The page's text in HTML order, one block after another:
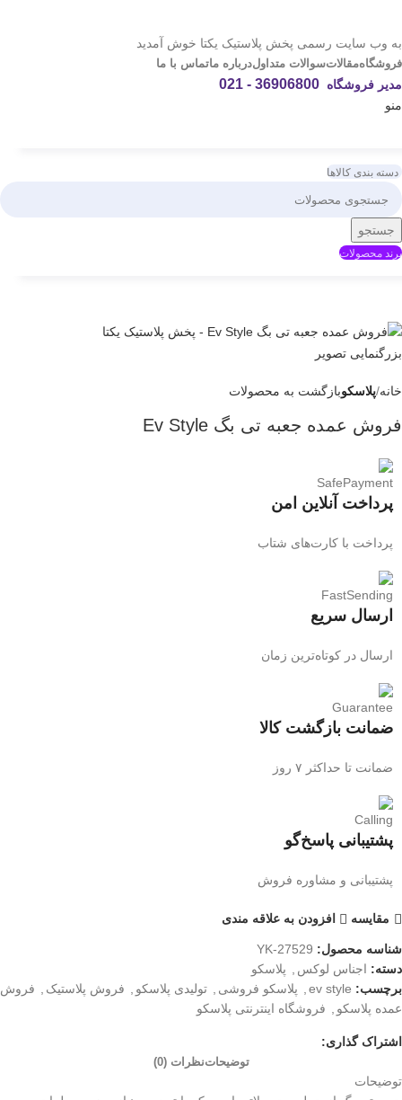
به وب سایت رسمی پخش پلاستیک یکتا خوش آمدید
فروشگاهمقالاتسوالات متداولدرباره ماتماس با ما
مدیر فروشگاه 36906800 - 021
منو
دسته بندی کالاها
جستجو
برند محصولات
بزرگنمایی تصویر
خانه پلاسکوبازگشت به محصولات
فروش عمده جعبه تی بگ Ev Style
پرداخت آنلاین امن
پرداخت با کارت‌های شتاب
ارسال سریع
ارسال در کوتاه‌ترین زمان
ضمانت بازگشت کالا
ضمانت تا حداکثر ۷ روز
پشتیبانی پاسخ‌گو
پشتیبانی و مشاوره فروش
مقایسه افزودن به علاقه مندی
شناسه محصول: YK-27529
دسته: اجناس لوکس
پلاسکو
برچسب: ev style پلاسکو فروشی تولیدی پلاسکو فروش پلاستیک
فروش
عمده پلاسکو
فروشگاه اینترنتی پلاسکو
اشتراک گذاری:
توضیحاتنظرات (0)
توضیحات